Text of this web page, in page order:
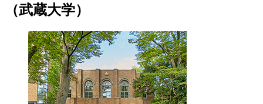
（武蔵大学）